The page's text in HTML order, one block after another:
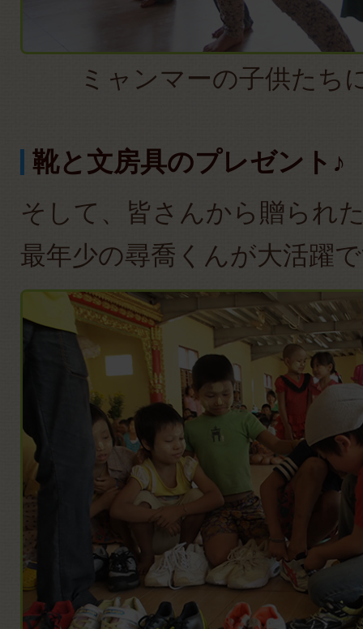
ミャンマーの子供たち
靴と文房具のプレゼント♪
そして、皆さんから贈られ
最年少の尋喬くんが大活躍